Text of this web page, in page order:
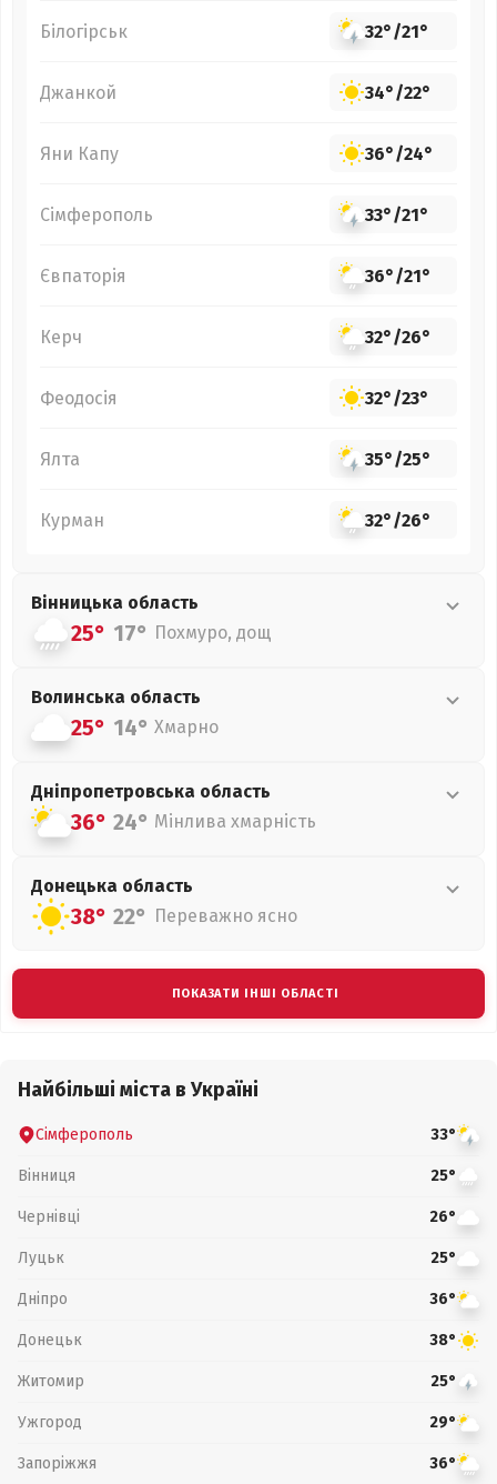
Білогірськ 32°/21°
Джанкой 34°/22°
Яни Капу 36°/24°
Сімферополь 33°/21°
Євпаторія 36°/21°
Керч 32°/26°
Феодосія 32°/23°
Ялта 35°/25°
Курман 32°/26°
Вінницька область
25° 17° Похмуро, дощ
Волинська область
25° 14° Хмарно
Дніпропетровська область
36° 24° Мінлива хмарність
Донецька область
38° 22° Переважно ясно
ПОКАЗАТИ ІНШІ ОБЛАСТІ
Найбільші міста в Україні
Сімферополь 33°
Вінниця 25°
Чернівці 26°
Луцьк 25°
Дніпро 36°
Донецьк 38°
Житомир 25°
Ужгород 29°
Запоріжжя 36°